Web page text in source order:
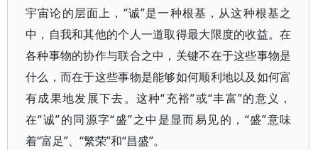
宇宙论的层面上，“诚”是一种根基，从这种根基之
中，自我和其他的个人一道取得最大限度的收益。在
各种事物的协作与联合之中，关键不在于这些事物是
什么，而在于这些事物是能够如何顺利地以及如何富
有成果地发展下去。这种“充裕”或“丰富”的意义，
在“诚”的同源字“盛”之中是显而易见的，“盛”意味
着“富足”、“繁荣”和“昌盛”。